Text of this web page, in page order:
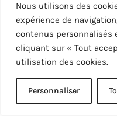
Nous utilisons des
expérience de
contenus personnalisés
cliquant sur « Tout
utilisation des cookies.
Personnaliser
Flux des
Flux des
Site de WordPress-